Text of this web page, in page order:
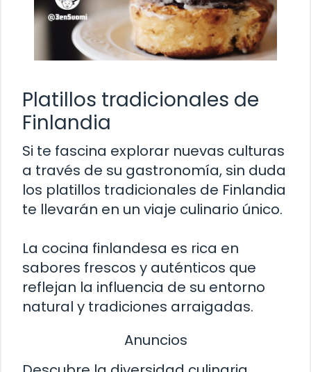
Platillos tradicionales de
Finlandia
Si te fascina explorar nuevas culturas
a través de su gastronomía, sin duda
los platillos tradicionales de Finlandia
te llevarán en un viaje culinario único.
La cocina finlandesa es rica en
sabores frescos y auténticos que
reflejan la influencia de su entorno
natural y tradiciones arraigadas.
Anuncios